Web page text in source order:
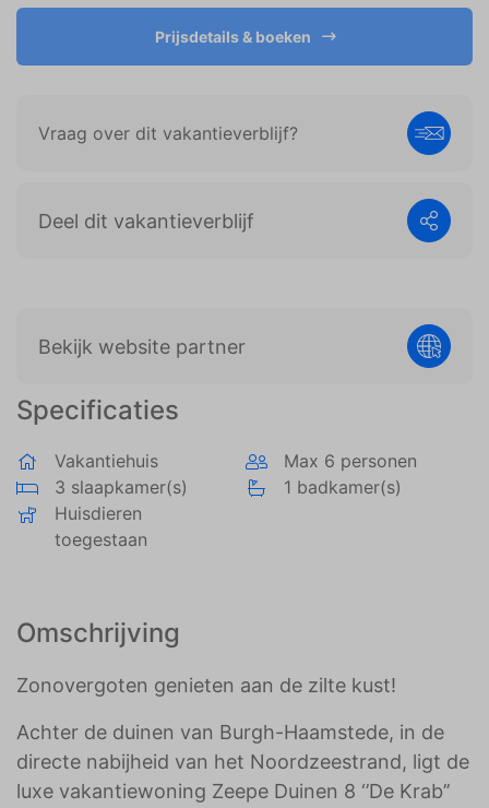
Specificaties
Vakantiehuis
Max 6 personen
3 slaapkamer(s)
1 badkamer(s)
Huisdieren
toegestaan
Omschrijving
Zonovergoten genieten aan de zilte kust!
Achter de duinen van Burgh-Haamstede, in de
directe nabijheid van het Noordzeestrand, ligt de
luxe vakantiewoning Zeepe Duinen 8 ‘’De Krab’’
Prijsdetails & boeken
Vraag over dit vakantieverblijf?
Deel dit vakantieverblijf
Bekijk website partner
weergeven die zijn afgestemd op en relevant zijn
voor de individuele gebruiker. Deze advertenties